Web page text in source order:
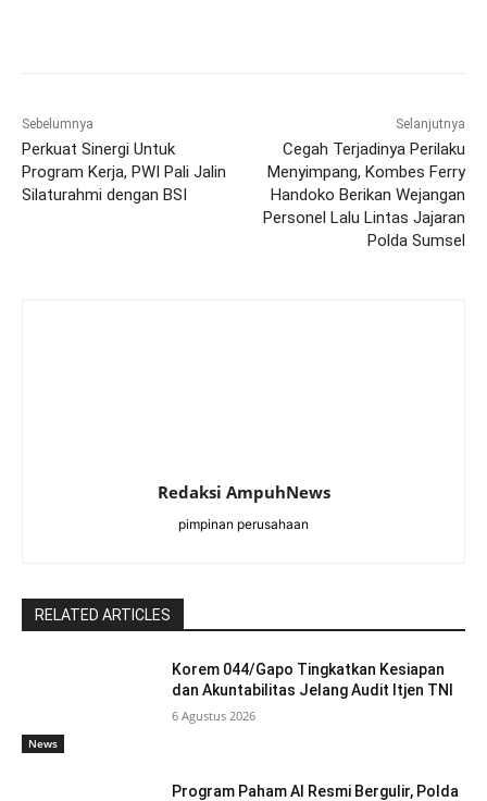
Sebelumnya
Perkuat Sinergi Untuk
Program Kerja, PWI Pali Jalin
Silaturahmi dengan BSI
Selanjutnya
Cegah Terjadinya Perilaku
Menyimpang, Kombes Ferry
Handoko Berikan Wejangan
Personel Lalu Lintas Jajaran
Polda Sumsel
Redaksi AmpuhNews
pimpinan perusahaan
RELATED ARTICLES
News
Korem 044/Gapo Tingkatkan Kesiapan
dan Akuntabilitas Jelang Audit Itjen TNI
6 Agustus 2026
Program Paham AI Resmi Bergulir, Polda